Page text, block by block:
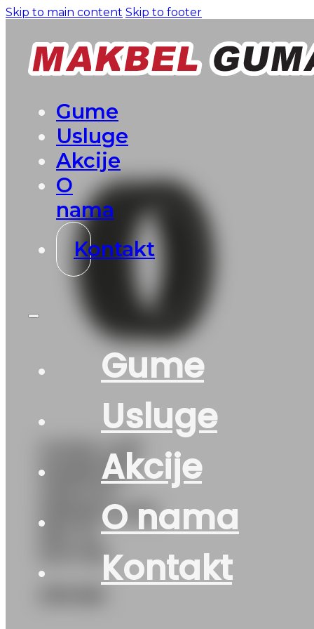
Skip to main content Skip to footer
Gume
Usluge
Akcije
O
nama
Kontakt
Gume
Usluge
Akcije
O nama
Kontakt
GUMA LJ/P
HANKOOK
PRIME4 K135
99Y XL
DOT:26